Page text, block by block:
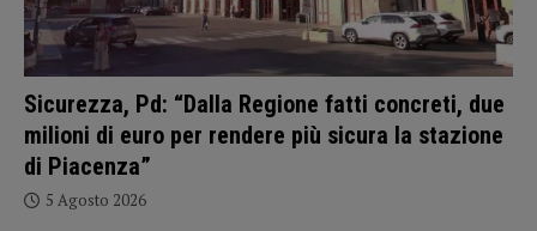
Sicurezza, Pd: “Dalla Regione fatti concreti, due
milioni di euro per rendere più sicura la stazione
di Piacenza”
5 Agosto 2026